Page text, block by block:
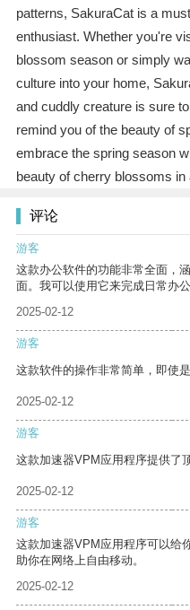
patterns, SakuraCat is a
enthusiast. Whether you're
blossom season or simply
culture into your home,
and cuddly creature is sure
remind you of the beauty of
embrace the spring season
beauty of cherry blossoms
评论
游客
这款办公软件的功能非常全面，
面。我可以使用它来完成日常办
2025-02-12
游客
这款软件的操作非常简单，即使
2025-02-12
游客
这款加速器VPM应用程序提供了
2025-02-12
游客
这款加速器VPM应用程序可以给
助你在网络上自由移动。
2025-02-12